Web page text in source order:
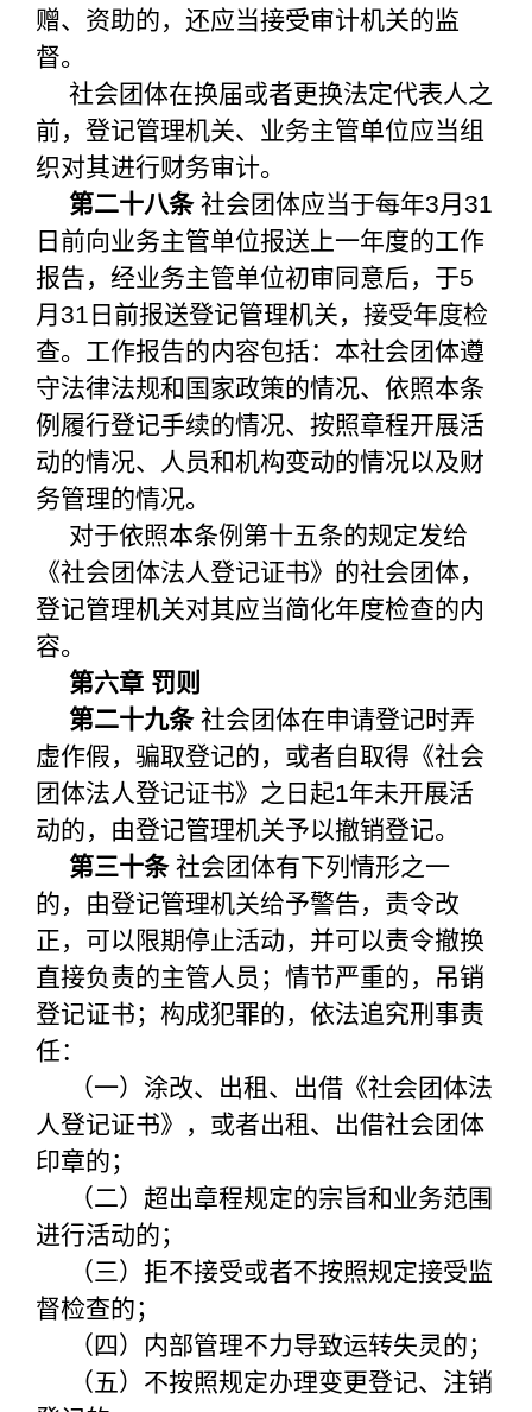
赠、资助的，还应当接受审计机关的监
督。
社会团体在换届或者更换法定代表人之
前，登记管理机关、业务主管单位应当组
织对其进行财务审计。
第二十八条社会团体应当于每年3月31
日前向业务主管单位报送上一年度的工作
报告，经业务主管单位初审同意后，于5
月31日前报送登记管理机关，接受年度检
查。工作报告的内容包括：本社会团体遵
守法律法规和国家政策的情况、依照本条
例履行登记手续的情况、按照章程开展活
动的情况、人员和机构变动的情况以及财
务管理的情况。
对于依照本条例第十五条的规定发给
《社会团体法人登记证书》的社会团体，
登记管理机关对其应当简化年度检查的内
容。
第六章 罚则
第二十九条社会团体在申请登记时弄
虚作假，骗取登记的，或者自取得《社会
团体法人登记证书》之日起1年未开展活
动的，由登记管理机关予以撤销登记。
第三十条社会团体有下列情形之一
的，由登记管理机关给予警告，责令改
正，可以限期停止活动，并可以责令撤换
直接负责的主管人员；情节严重的，吊销
登记证书；构成犯罪的，依法追究刑事责
任：
（一）涂改、出租、出借《社会团体法
人登记证书》，或者出租、出借社会团体
印章的；
（二）超出章程规定的宗旨和业务范围
进行活动的；
（三）拒不接受或者不按照规定接受监
督检查的；
（四）内部管理不力导致运转失灵的；
（五）不按照规定办理变更登记、注销